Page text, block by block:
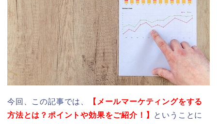
今回、この記事では、
【メールマーケティングをする
方法とは？ポイントや効果をご紹介！】 ということに